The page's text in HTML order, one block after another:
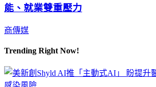
能、就業雙重壓力
商傳媒
Trending Right Now!